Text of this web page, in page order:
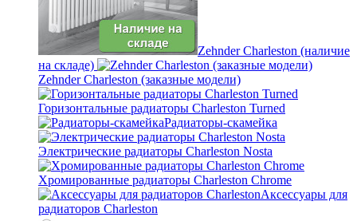
Zehnder Charleston (наличие
на складе)
Zehnder Charleston (заказные модели)
Горизонтальные радиаторы Charleston Turned
Радиаторы-скамейка
Электрические радиаторы Charleston Nosta
Хромированные радиаторы Charleston Chrome
Аксессуары для
радиаторов Charleston